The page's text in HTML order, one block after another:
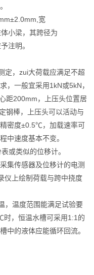
宽
小梁，其跨径为
注明。
定，zui大荷载应满足不超
，一般宜采用1kN或5kN，
距200mm，上压头位置居
钢棒，上压头可以活动与
密度±0.5℃，加载速率可
中速度基本不变。
或类似的位移计。
集传感器及位移计的电测
仪上绘制荷载与跨中挠度
，温度范围能满足试验要
，恒温水槽可采用1:1的
中的液体应能循环回流。